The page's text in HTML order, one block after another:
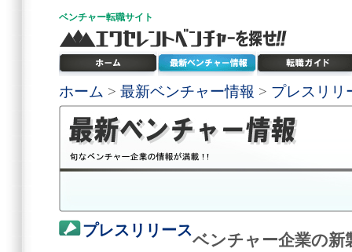
ベンチャー転職サイト
ホーム > 最新ベンチャー情報 > プレスリリ
プレスリリース
ベンチャー企業の新